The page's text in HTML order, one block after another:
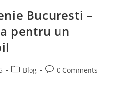
Bucuresti –
pentru un
PostBlog
Post0 Comments